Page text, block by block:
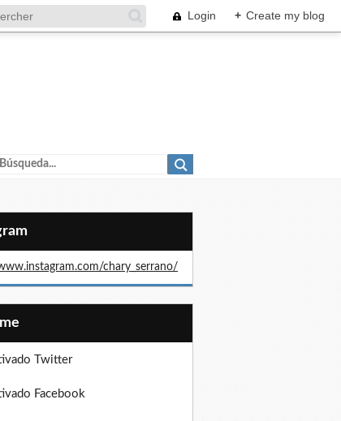
Login + Create my blog
chary_serrano/
Twitter
Facebook